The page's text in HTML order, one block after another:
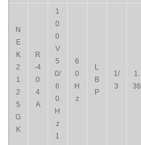
N
E
K
2
1
2
5
G
K
R
-4
0
4
A
1
0
0
V
5
0/
6
0
H
z
1
6
0
H
z
L
B
P
1/
3
1.
36